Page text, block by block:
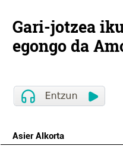
Gari-jotzea
egongo da
Asier Alkorta